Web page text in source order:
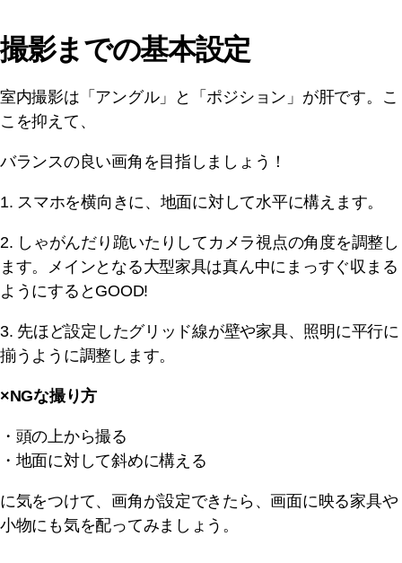
撮影までの基本設定
室内撮影は「アングル」と「ポジション」が肝です。こ
こを抑えて、
バランスの良い画角を目指しましょう！
1. スマホを横向きに、地面に対して水平に構えます。
2. しゃがんだり跪いたりしてカメラ視点の角度を調整し
ます。メインとなる大型家具は真ん中にまっすぐ収まる
ようにするとGOOD!
3. 先ほど設定したグリッド線が壁や家具、照明に平行に
揃うように調整します。
×NGな撮り方
・頭の上から撮る
・地面に対して斜めに構える
に気をつけて、画角が設定できたら、画面に映る家具や
小物にも気を配ってみましょう。